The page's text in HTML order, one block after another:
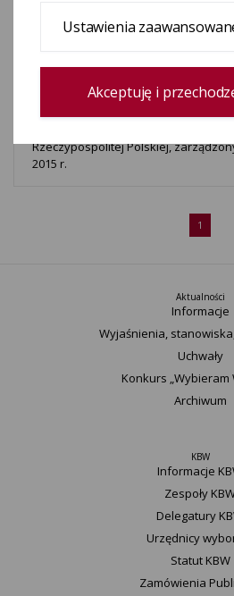
głosowania utworzonych za granicą
Rzeczypospolitej Polskiej,
2015 r.
1
Aktualności
Informacje
Wyjaśnienia,
Uchwały
Konkurs „Wybieram
Archiwum
KBW
Informacje
Zespoły
Delegatury
Urzędnicy
Statut K​BW
Zamówienia
Ustawienia
Akceptuję i